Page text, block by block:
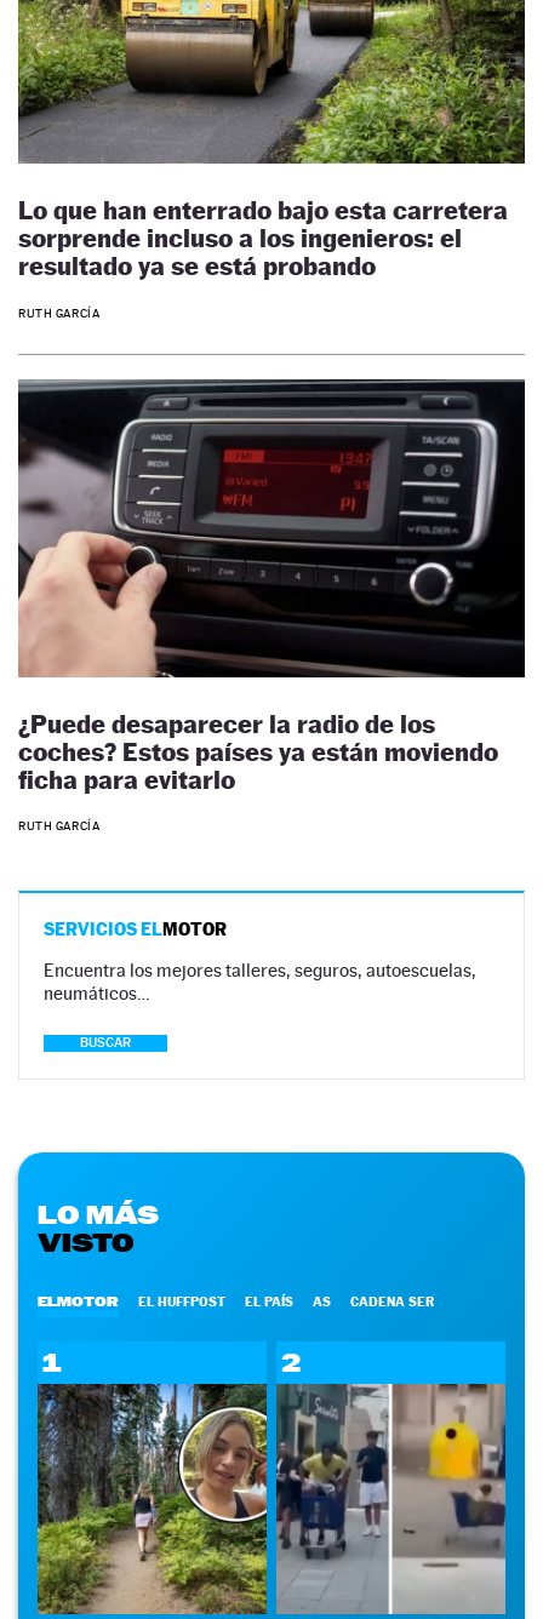
Lo que han enterrado bajo esta carretera
sorprende incluso a los ingenieros: el
resultado ya se está probando
RUTH GARCÍA
¿Puede desaparecer la radio de los
coches? Estos países ya están moviendo
ficha para evitarlo
RUTH GARCÍA
SERVICIOS ELMOTOR
Encuentra los mejores talleres, seguros, autoescuelas,
neumáticos…
BUSCAR
LO MÁS
VISTO
ELMOTOR EL HUFFPOST EL PAÍS AS CADENA SER
1 2